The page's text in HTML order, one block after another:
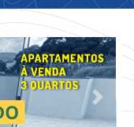
Next